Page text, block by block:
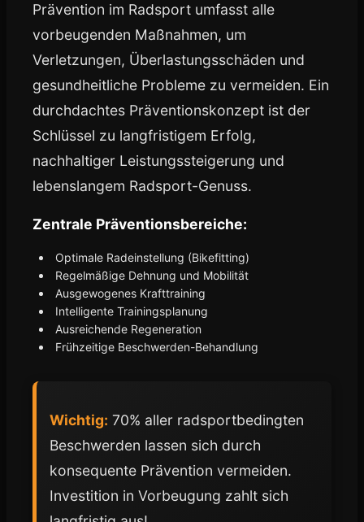
Prävention im Radsport umfasst alle
vorbeugenden Maßnahmen, um
Verletzungen, Überlastungsschäden und
gesundheitliche Probleme zu vermeiden. Ein
durchdachtes Präventionskonzept ist der
Schlüssel zu langfristigem Erfolg,
nachhaltiger Leistungssteigerung und
lebenslangem Radsport-Genuss.
Zentrale Präventionsbereiche:
Optimale Radeinstellung (Bikefitting)
Regelmäßige Dehnung und Mobilität
Ausgewogenes Krafttraining
Intelligente Trainingsplanung
Ausreichende Regeneration
Frühzeitige Beschwerden-Behandlung
Wichtig: 70% aller radsportbedingten
Beschwerden lassen sich durch
konsequente Prävention vermeiden.
Investition in Vorbeugung zahlt sich